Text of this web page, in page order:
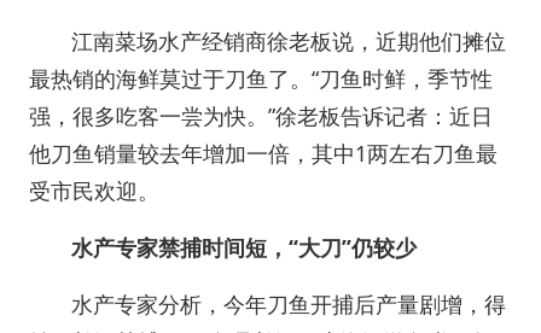
江南菜场水产经销商徐老板说，近期他们摊位
最热销的海鲜莫过于刀鱼了。“刀鱼时鲜，季节性
强，很多吃客一尝为快。”徐老板告诉记者：近日
他刀鱼销量较去年增加一倍，其中1两左右刀鱼最
受市民欢迎。
水产专家禁捕时间短，“大刀”仍较少
水产专家分析，今年刀鱼开捕后产量剧增，得